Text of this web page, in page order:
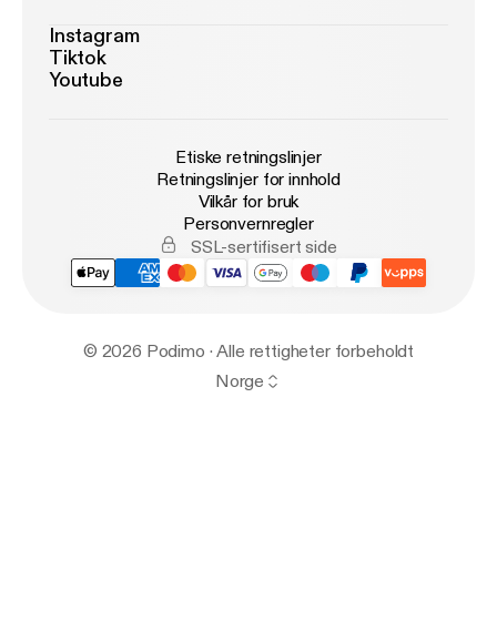
Instagram
Tiktok
Youtube
Etiske retningslinjer
Retningslinjer for innhold
Vilkår for bruk
Personvernregler
SSL-sertifisert side
© 2026 Podimo · Alle rettigheter forbeholdt
Norge